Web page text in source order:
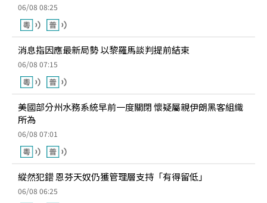
06/08 08:25
消息指因應最新局勢 以黎羅馬談判提前結束
06/08 07:15
美國部分州水務系統早前一度關閉 懷疑屬親伊朗黑客組織
所為
06/08 07:01
縱然犯錯 恩芬天奴仍獲管理層支持「有得留低」
06/08 06:25